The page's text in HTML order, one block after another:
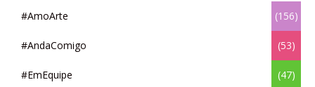
#AmoArte (156)
#AndaComigo (53)
#EmEquipe (47)